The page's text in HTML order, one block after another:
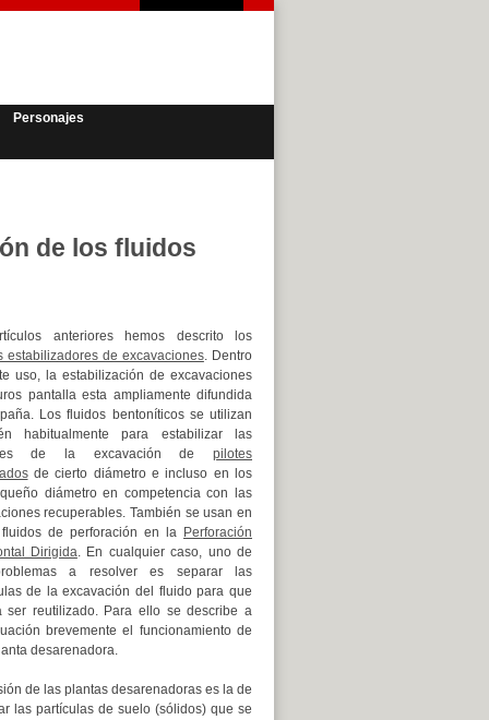
Personajes
de los fluidos
anteriores hemos descrito los
estabilizadores de excavaciones. Dentro
uso, la estabilización de excavaciones
pantalla esta ampliamente difundida
Los fluidos bentoníticos se utilizan
habitualmente para estabilizar las
de la excavación de pilotes
de cierto diámetro e incluso en los
diámetro en competencia con las
recuperables. También se usan en
de perforación en la Perforación
Dirigida. En cualquier caso, uno de
a resolver es separar las
de la excavación del fluido para que
ser reutilizado. Para ello se describe a
brevemente el funcionamiento de
desarenadora.
de las plantas desarenadoras es la de
las partículas de suelo (sólidos) que se